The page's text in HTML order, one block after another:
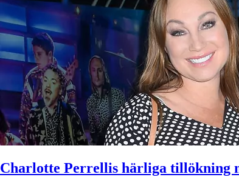
Charlotte Perrellis härliga tillökning